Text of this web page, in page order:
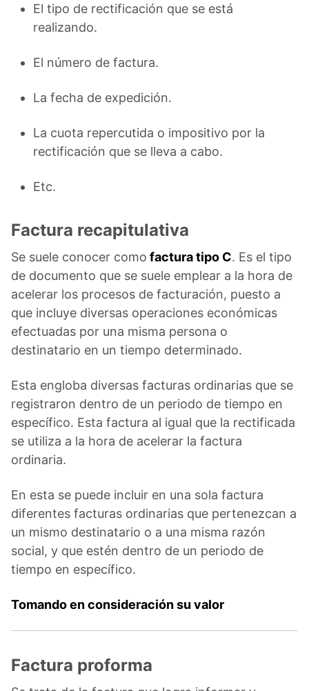
El tipo de rectificación que se está
realizando.
El número de factura.
La fecha de expedición.
La cuota repercutida o impositivo por la
rectificación que se lleva a cabo.
Etc.
Factura recapitulativa
Se suele conocer como factura tipo C. Es el tipo
de documento que se suele emplear a la hora de
acelerar los procesos de facturación, puesto a
que incluye diversas operaciones económicas
efectuadas por una misma persona o
destinatario en un tiempo determinado.
Esta engloba diversas facturas ordinarias que se
registraron dentro de un periodo de tiempo en
específico. Esta factura al igual que la rectificada
se utiliza a la hora de acelerar la factura
ordinaria.
En esta se puede incluir en una sola factura
diferentes facturas ordinarias que pertenezcan a
un mismo destinatario o a una misma razón
social, y que estén dentro de un periodo de
tiempo en específico.
Tomando en consideración su valor
Factura proforma